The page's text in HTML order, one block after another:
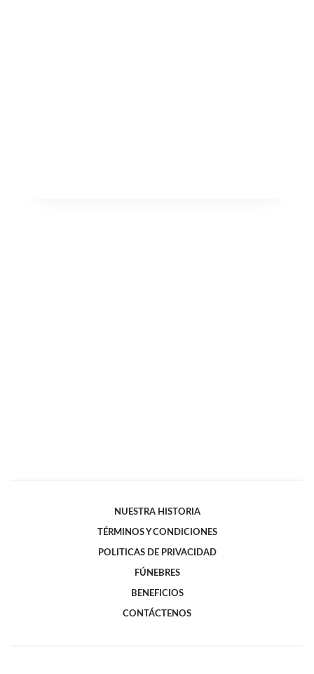
NUESTRA HISTORIA
TÉRMINOS Y CONDICIONES
POLITICAS DE PRIVACIDAD
FÚNEBRES
BENEFICIOS
CONTÁCTENOS